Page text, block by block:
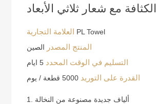
الكثافة مع شعار ثلاثي الأبعاد
PL Towel
المنتج المصدر الصين
التسليم في الوقت المحدد 5 ايام
القدرة على التوريد 5000 قطعة / يوم
1. ألياف جديدة مصنوعة من النخالة